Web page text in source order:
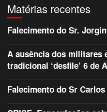
Matérias recentes
Falecimento do Sr.
A ausência dos militares
tradicional ‘desfile’ 6 de
Falecimento do Sr